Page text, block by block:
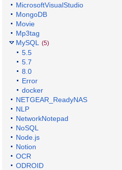
MicrosoftVisualStudio
MongoDB
Movie
Mp3tag
MySQL
(5)
5.5
5.7
8.0
Error
docker
NETGEAR_ReadyNAS
NLP
NetworkNotepad
NoSQL
Node.js
Notion
OCR
ODROID